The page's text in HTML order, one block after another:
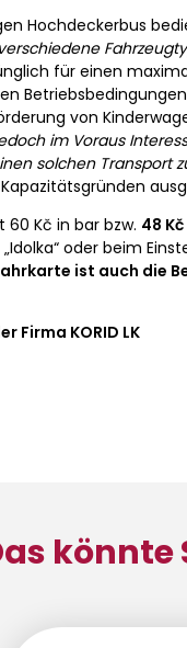
Hochdeckerbus
für einen
von
im Voraus
solchen Transport
Kč in bar bzw. 48
oder beim
ist auch die
Firma KORID LK
könnte